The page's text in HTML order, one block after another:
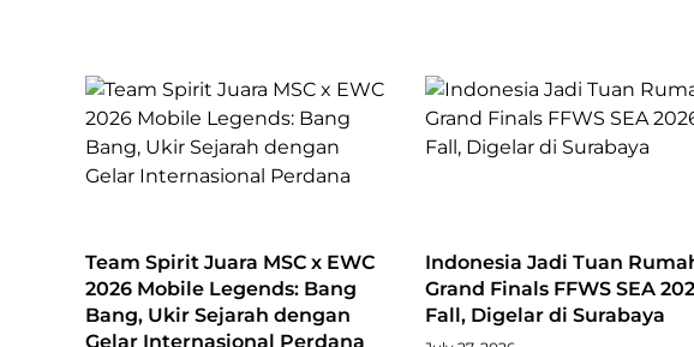
Team Spirit Juara MSC x EWC
2026 Mobile Legends: Bang
Bang, Ukir Sejarah dengan
Gelar Internasional Perdana
Indonesia Jadi Tuan
Grand Finals FFWS SEA
Fall, Digelar di Surabaya